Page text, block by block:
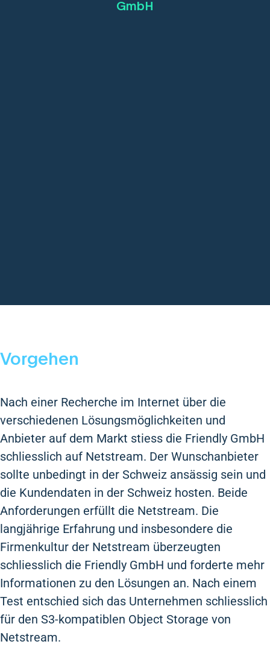
GmbH
Vorgehen
Nach einer Recherche im Internet über die
verschiedenen Lösungsmöglichkeiten und
Anbieter auf dem Markt stiess die Friendly GmbH
schliesslich auf Netstream. Der Wunschanbieter
sollte unbedingt in der Schweiz ansässig sein und
die Kundendaten in der Schweiz hosten. Beide
Anforderungen erfüllt die Netstream. Die
langjährige Erfahrung und insbesondere die
Firmenkultur der Netstream überzeugten
schliesslich die Friendly GmbH und forderte mehr
Informationen zu den Lösungen an. Nach einem
Test entschied sich das Unternehmen schliesslich
für den S3-kompatiblen Object Storage von
Netstream.